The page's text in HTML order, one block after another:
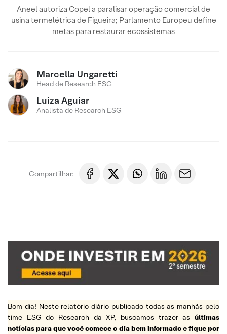
Aneel autoriza Copel a paralisar operação comercial de
usina termelétrica de Figueira; Parlamento Europeu define
metas para restaurar ecossistemas
Marcella Ungaretti
Head de Research ESG
Luiza Aguiar
Analista de Research ESG
Compartilhar:
Bom dia! Neste relatório diário publicado todas as manhãs pelo
time ESG do Research da XP, buscamos trazer as últimas
notícias para que você comece o dia bem informado e fique por